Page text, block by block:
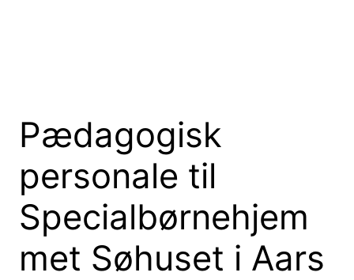
Pædagogisk
personale til
Specialbørnehjem
met Søhuset i Aars